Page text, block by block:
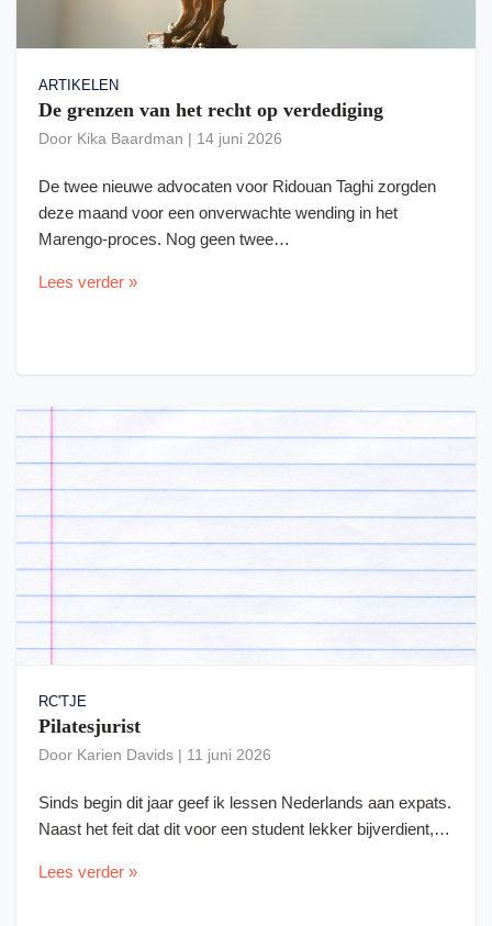
ARTIKELEN
De grenzen van het recht op verdediging
Door Kika Baardman | 14 juni 2026
De twee nieuwe advocaten voor Ridouan Taghi zorgden
deze maand voor een onverwachte wending in het
Marengo-proces. Nog geen twee…
Lees verder »
RC'TJE
Pilatesjurist
Door Karien Davids | 11 juni 2026
Sinds begin dit jaar geef ik lessen Nederlands aan expats.
Naast het feit dat dit voor een student lekker bijverdient,…
Lees verder »